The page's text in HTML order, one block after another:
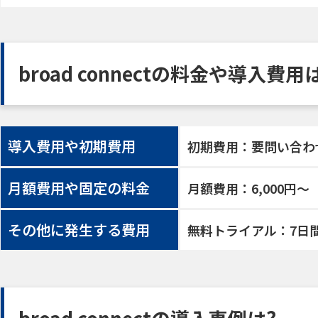
broad connectの料金や導入費用
導入費用や初期費用 初期費用：要問い合わ
月額費用や固定の料金 月額費用：6,000円〜
その他に発生する費用 無料トライアル：7日